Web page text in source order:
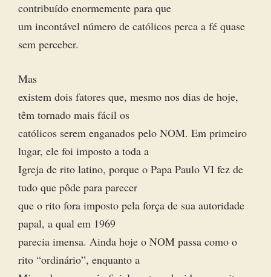
contribuído enormemente para que
um incontável número de católicos perca a fé quase
sem perceber.
Mas
existem dois fatores que, mesmo nos dias de hoje,
têm tornado mais fácil os
católicos serem enganados pelo NOM. Em primeiro
lugar, ele foi imposto a toda a
Igreja de rito latino, porque o Papa Paulo VI fez de
tudo que pôde para parecer
que o rito fora imposto pela força de sua autoridade
papal, a qual em 1969
parecia imensa. Ainda hoje o NOM passa como o
rito “ordinário”, enquanto a